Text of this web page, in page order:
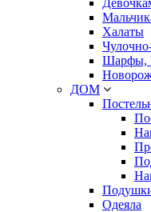
Халаты
Шарфы,
ДОМ
Одеяла